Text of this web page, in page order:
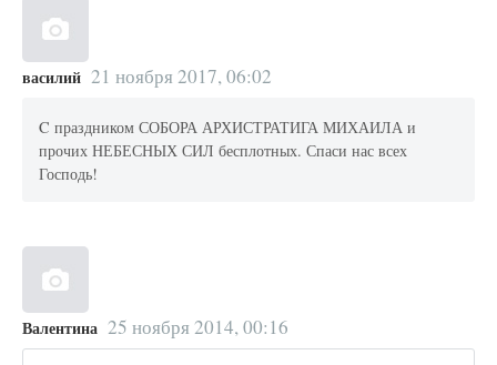
василий 21 ноября 2017, 06:02
C праздником СОБОРА АРХИСТРАТИГА МИХАИЛА и
прочих НЕБЕСНЫХ СИЛ бесплотных. Спаси нас всех
Господь!
Валентина 25 ноября 2014, 00:16